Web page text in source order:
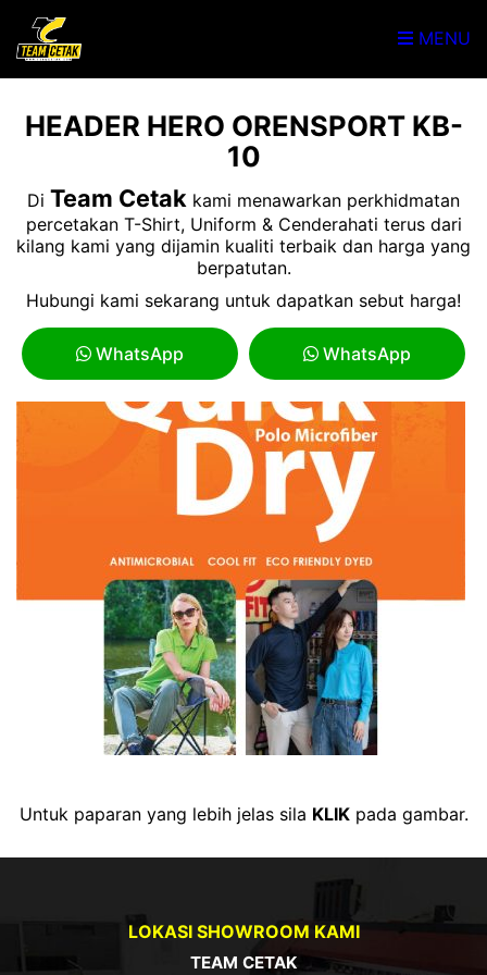
MENU
HEADER HERO ORENSPORT KB-
10
Di Team Cetak kami menawarkan perkhidmatan
percetakan T-Shirt, Uniform & Cenderahati terus dari
kilang kami yang dijamin kualiti terbaik dan harga yang
berpatutan.
Hubungi kami sekarang untuk dapatkan sebut harga!
WhatsApp WhatsApp
Untuk paparan yang lebih jelas sila KLIKpada gambar.
LOKASI SHOWROOM KAMI
TEAM CETAK